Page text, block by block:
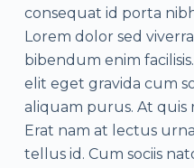
consequat id porta
Lorem dolor sed
bibendum enim
elit eget gravida cum
aliquam purus. At quis
Erat nam at lectus
tellus id. Cum sociis